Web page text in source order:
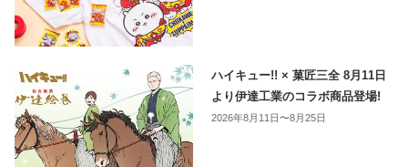
ハイキュー!! × 菓匠三全 8月11日
より伊達工業のコラボ商品登場!
2026年8月11日〜8月25日